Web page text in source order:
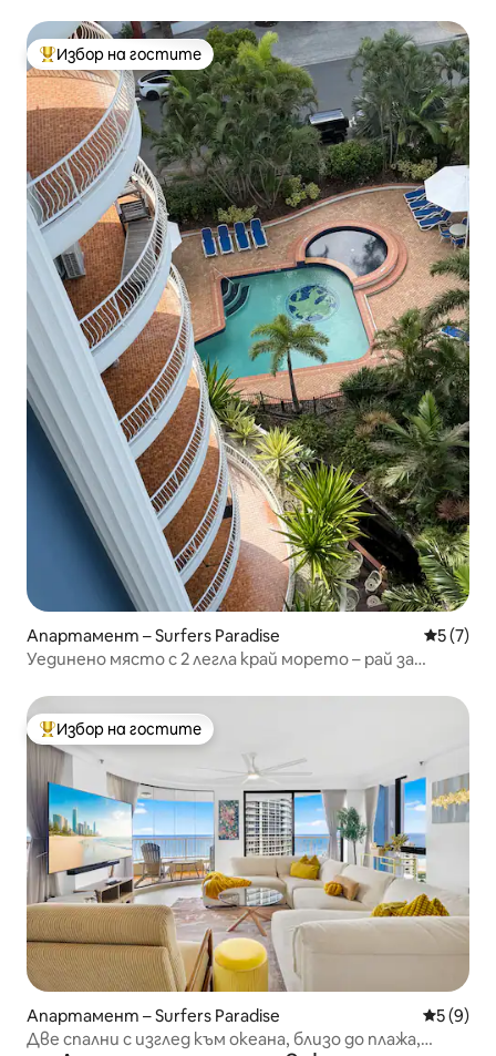
Най-популярен избор на гостите
Избор на гостите
Апартамент – Surfers Paradise Средна
5 (7)
Уединено място с 2 легла край морето – рай за
Най-популярен избор на гостите
Избор на гостите
Апартамент – Surfers Paradise Средна
5 (9)
Две спални с изглед към океана, близо до плажа,